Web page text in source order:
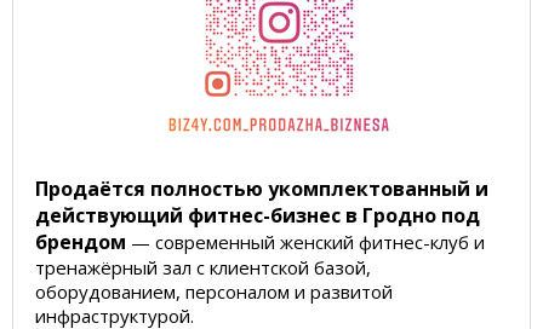
Продаётся полностью укомплектованный и
действующий фитнес-бизнес в Гродно под
брендом — современный женский фитнес-клуб и
тренажёрный зал с клиентской базой,
оборудованием, персоналом и развитой
инфраструктурой.